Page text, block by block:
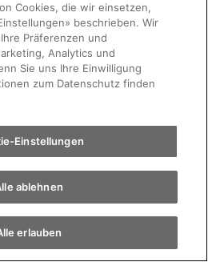
Terminvereinbarung
Auto finden
Elektromobilität
Cookies, die wir einsetzen,
beschrieben. Wir
Präferenzen und
Analytics und
Sie uns Ihre Einwilligung
zum Datenschutz finden
Einstellungen
ablehnen
erlauben